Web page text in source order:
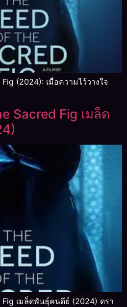
(2024): เมื่อความไว้วางใจ
Sacred Fig เมล็ด
Fig เมล็ดพันธุ์คนดีย์ (2024) ดรา